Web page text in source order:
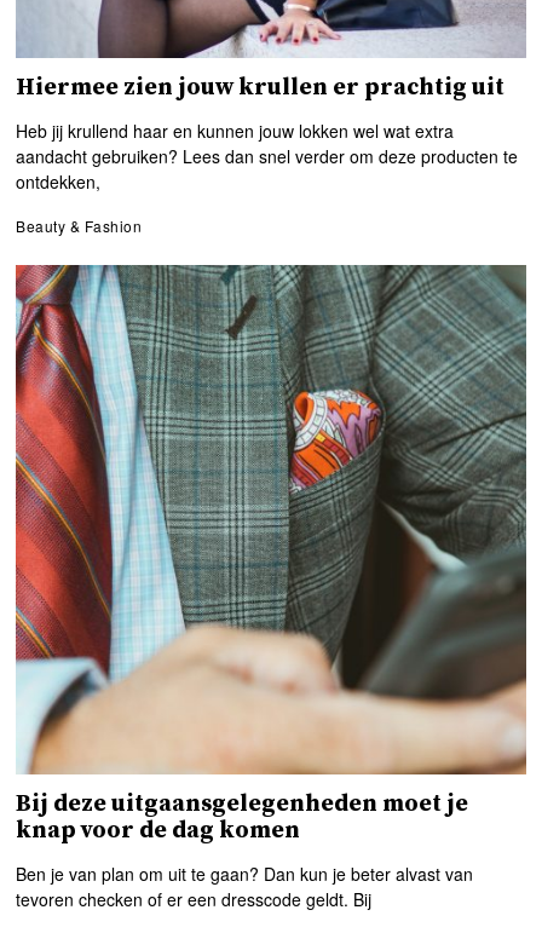
Hiermee zien jouw krullen er prachtig uit
Heb jij krullend haar en kunnen jouw lokken wel wat extra
aandacht gebruiken? Lees dan snel verder om deze producten te
ontdekken,
Beauty & Fashion
Bij deze uitgaansgelegenheden moet je
knap voor de dag komen
Ben je van plan om uit te gaan? Dan kun je beter alvast van
tevoren checken of er een dresscode geldt. Bij